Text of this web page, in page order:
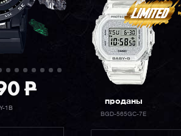
P
1B
проданы
BGD-565GC-7E